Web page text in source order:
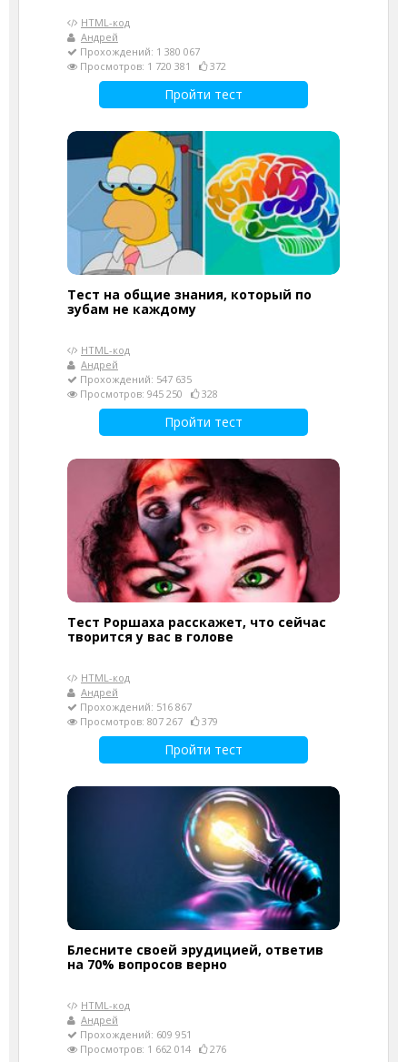
HTML-код
Андрей
Прохождений: 1 380 067
Просмотров: 1 720 381
372
Пройти тест
Тест на общие знания, который по
зубам не каждому
HTML-код
Андрей
Прохождений: 547 635
Просмотров: 945 250
328
Пройти тест
Тест Роршаха расскажет, что сейчас
творится у вас в голове
HTML-код
Андрей
Прохождений: 516 867
Просмотров: 807 267
379
Пройти тест
Блесните своей эрудицией, ответив
на 70% вопросов верно
HTML-код
Андрей
Прохождений: 609 951
Просмотров: 1 662 014
276